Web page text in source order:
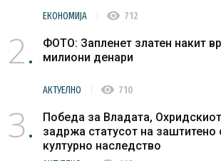
ЕКОНОМИЈА visibility 712
2
ФОТО: Запленет златен накит
милиони денари
АКТУЕЛНО visibility 710
3
Победа за Владата,
задржа статусот на заштитено
културно наследство